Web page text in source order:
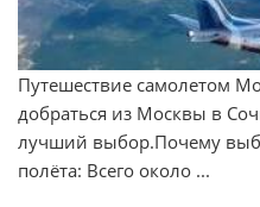
Путешествие самолетом
добраться из Москвы в
лучший выбор.Почему
полёта: Всего около ...